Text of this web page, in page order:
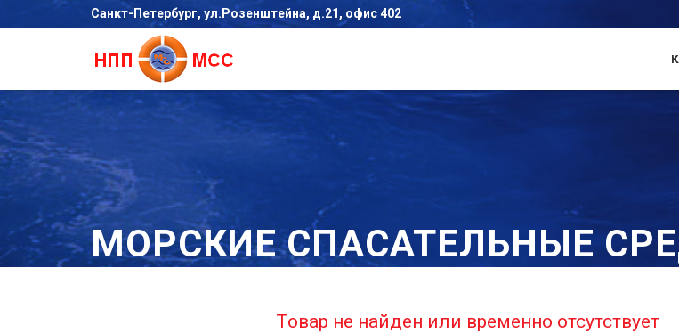
Санкт-Петербург, ул.Розенштейна, д.21, офис 402
МОРСКИЕ СПАСАТЕЛЬНЫЕ
Товар не найден или временно отсутствует